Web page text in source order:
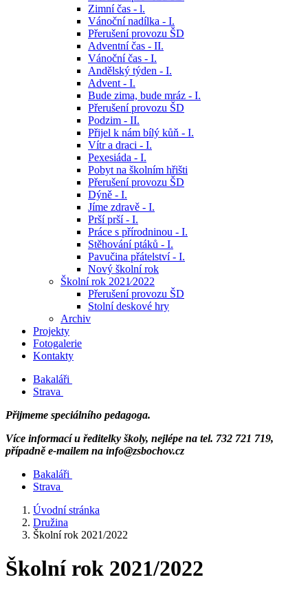
Zimní čas - l.
Vánoční nadílka - I.
Přerušení provozu ŠD
Adventní čas - II.
Vánoční čas - I.
Andělský týden - I.
Advent - I.
Bude zima, bude mráz - I.
Přerušení provozu ŠD
Podzim - II.
Přijel k nám bílý kůň - I.
Vítr a draci - I.
Pexesiáda - I.
Pobyt na školním hřišti
Přerušení provozu ŠD
Dýně - I.
Jíme zdravě - I.
Prší prší - I.
Práce s přírodninou - I.
Stěhování ptáků - I.
Pavučina přátelství - I.
Nový školní rok
Školní rok 2021⁄2022
Přerušení provozu ŠD
Stolní deskové hry
Archiv
Projekty
Fotogalerie
Kontakty
Bakaláři
Strava
Přijmeme speciálního pedagoga.
Více informací u ředitelky školy, nejlépe na tel. 732 721 719,
případně e-mailem na info@zsbochov.cz
Bakaláři
Strava
Úvodní stránka
Družina
Školní rok 2021/2022
Školní rok 2021/2022